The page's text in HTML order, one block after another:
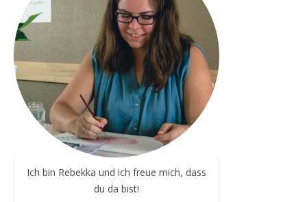
Ich bin Rebekka und ich freue mich, dass
du da bist!